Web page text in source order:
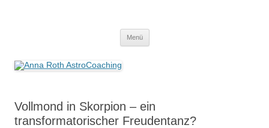
Menü
Vollmond in Skorpion – ein
transformatorischer Freudentanz?